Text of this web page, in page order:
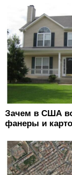
Зачем в США
фанеры и